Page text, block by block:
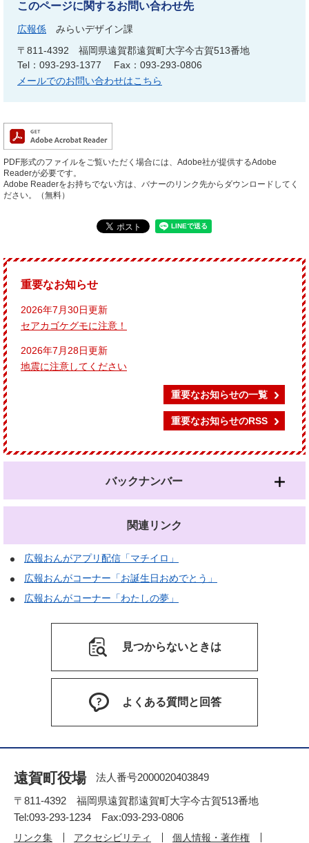
このページに関するお問い合わせ先
広報係
みらいデザイン課
〒811-4392
福岡県遠賀郡遠賀町大字今古賀513番地
Tel：093-293-1377
Fax：093-293-0806
メールでのお問い合わせはこちら
PDF形式のファイルをご覧いただく場合には、Adobe社が提供するAdobe
Readerが必要です。
Adobe Readerをお持ちでない方は、バナーのリンク先からダウンロードしてく
ださい。（無料）
重要なお知らせ
2026年7月30日更新
セアカゴケグモに注意！
2026年7月28日更新
地震に注意してください
重要なお知らせの一覧
重要なお知らせのRSS
バックナンバー
関連リンク
広報おんがアプリ配信「マチイロ」
広報おんがコーナー「お誕生日おめでとう」
広報おんがコーナー「わたしの夢」
見つからないときは
よくある質問と回答
遠賀町役場
法人番号2000020403849
〒811-4392 福岡県遠賀郡遠賀町大字今古賀513番地
Tel:093-293-1234 Fax:093-293-0806
リンク集 アクセシビリティ 個人情報・著作権